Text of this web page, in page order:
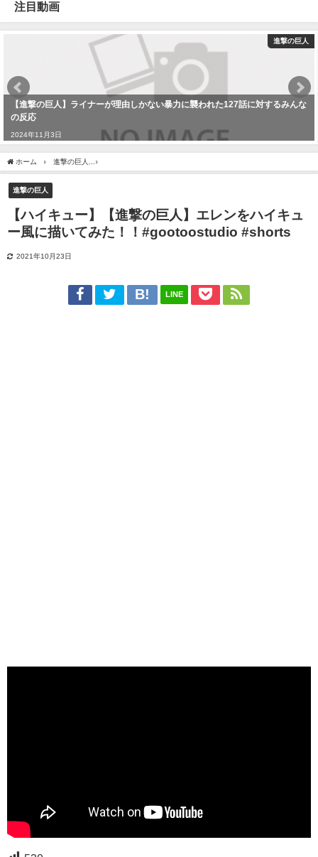
注目動画
進撃の巨人
【進撃の巨人】ライナーが理由しかない暴力に襲われた127話に対するみんな
の反応
2024年11月3日
ホーム 進撃の巨人
進撃の巨人
【ハイキュー】【進撃の巨人】エレンをハイキュ
ー風に描いてみた！！#gootoostudio #shorts
2021年10月23日
LINE